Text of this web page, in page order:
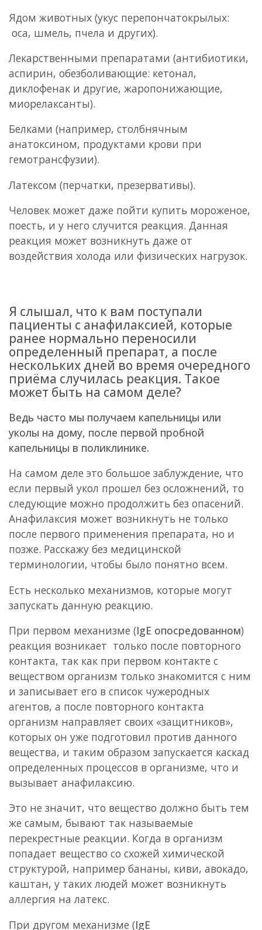
Ядом животных (укус перепончатокрылых:
оса, шмель, пчела и других).
Лекарственными препаратами (антибиотики,
аспирин, обезболивающие: кетонал,
диклофенак и другие, жаропонижающие,
миорелаксанты).
Белками (например, столбнячным
анатоксином, продуктами крови при
гемотрансфузии).
Латексом (перчатки, презервативы).
Человек может даже пойти купить мороженое,
поесть, и у него случится реакция. Данная
реакция может возникнуть даже от
воздействия холода или физических нагрузок.
Я слышал, что к вам поступали
пациенты с анафилаксией, которые
ранее нормально переносили
определенный препарат, а после
нескольких дней во время очередного
приёма случилась реакция. Такое
может быть на самом деле?
Ведь часто мы получаем капельницы или
уколы на дому, после первой пробной
капельницы в поликлинике.
На самом деле это большое заблуждение, что
если первый укол прошел без осложнений, то
следующие можно продолжить без опасений.
Анафилаксия может возникнуть не только
после первого применения препарата, но и
позже. Расскажу без медицинской
терминологии, чтобы было понятно всем.
Есть несколько механизмов, которые могут
запускать данную реакцию.
При первом механизме (IgE опосредованном)
реакция возникает только после повторного
контакта, так как при первом контакте с
веществом организм только знакомится с ним
и записывает его в список чужеродных
агентов, а после повторного контакта
организм направляет своих «защитников»,
которых он уже подготовил против данного
вещества, и таким образом запускается каскад
определенных процессов в организме, что и
вызывает анафилаксию.
Это не значит, что вещество должно быть тем
же самым, бывают так называемые
перекрестные реакции. Когда в организм
попадает вещество со схожей химической
структурой, например бананы, киви, авокадо,
каштан, у таких людей может возникнуть
аллергия на латекс.
При другом механизме (IgE